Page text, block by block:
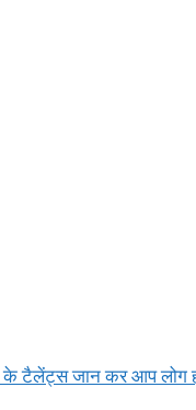
टैलेंट्स जान कर आप लोग